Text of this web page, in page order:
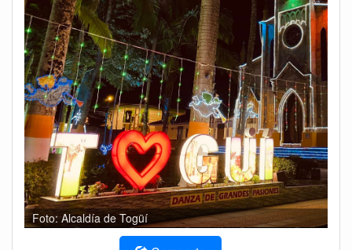
Foto: Alcaldía de Togüí